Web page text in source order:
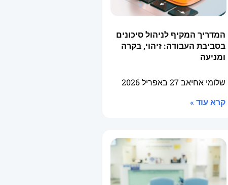
המדריך המקיף לניהול סיכונים
בסביבת העבודה: זיהוי, בקרה
ומניעה
שלומי אחיאב27 באפריל 2026
קרא עוד »